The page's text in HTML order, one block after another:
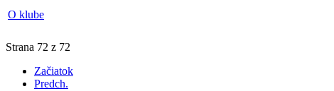
O klube
Strana 72 z 72
Začiatok
Predch.